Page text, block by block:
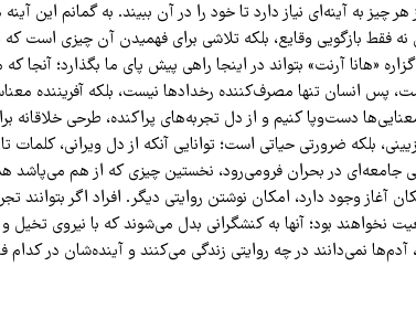
به آینه‌ای نیاز دارد تا خود را در آن ببیند. به گمانم این
فقط بازگویی وقایع، بلکه تلاشی برای فهمیدن آن چیزی است که
«هانا آرنت» بتواند در اینجا راهی پیش پای ما بگذارد؛ آنجا
انسان تنها مصرف‌کننده رخدادها نیست، بلکه آفریننده
دست‌وپا کنیم و از دل تجربه‌های پراکنده، طرحی خلاقانه
بلکه ضرورتی حیاتی است؛ توانایی آنکه از دل ویرانی، کلمات
جامعه‌ای در بحران فرومی‌رود، نخستین چیزی که از هم می‌پاشد
وجود دارد، امکان نوشتن روایتی دیگر. افراد اگر بتوانند
نخواهند بود؛ آنها به کنشگرانی بدل می‌شوند که با نیروی تخیل و
آدم‌ها نمی‌دانند در چه روایتی زندگی می‌کنند و آینده‌شان در